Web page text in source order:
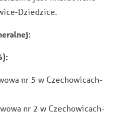
Dziedzice.
nr 5 w Czechowicach-
nr 2 w Czechowicach-